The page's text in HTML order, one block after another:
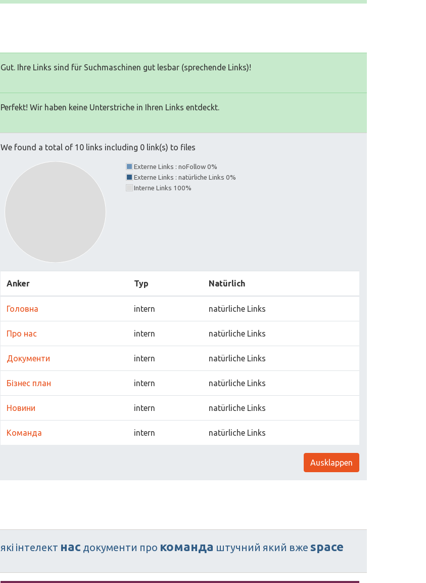
Gut. Ihre Links sind für Suchmaschinen gut lesbar (sprechende Links)!
Perfekt! Wir haben keine Unterstriche in Ihren Links entdeckt.
We found a total of 10 links including 0 link(s) to files
Externe Links : noFollow 0%
Externe Links : natürliche Links 0%
Interne Links 100%
Anker Typ Natürlich
Головна intern natürliche Links
Про нас intern natürliche Links
Документи intern natürliche Links
Бізнес план intern natürliche Links
Новини intern natürliche Links
Команда intern natürliche Links
Ausklappen
які інтелект нас документи про команда штучний який вже space